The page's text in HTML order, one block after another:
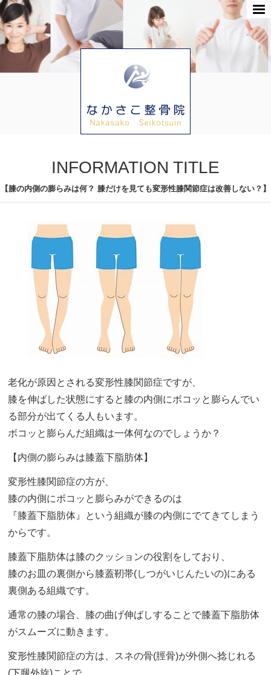
INFORMATION TITLE
【膝の内側の膨らみは何？ 膝だけを見ても変形性膝関節症は改善しない？】
老化が原因とされる変形性膝関節症ですが、
膝を伸ばした状態にすると膝の内側にボコッと膨らんでい
る部分が出てくる人もいます。
ボコッと膨らんだ組織は一体何なのでしょうか？
【内側の膨らみは膝蓋下脂肪体】
変形性膝関節症の方が、
膝の内側にボコッと膨らみができるのは
『膝蓋下脂肪体』という組織が膝の内側にでてきてしまう
からです。
膝蓋下脂肪体は膝のクッションの役割をしており、
膝のお皿の裏側から膝蓋靭帯(しつがいじんたいの)にある
裏側ある組織です。
通常の膝の場合、膝の曲げ伸ばしすることで膝蓋下脂肪体
がスムーズに動きます。
変形性膝関節症の方は、スネの骨(脛骨)が外側へ捻じれる
(下腿外旋)ことで